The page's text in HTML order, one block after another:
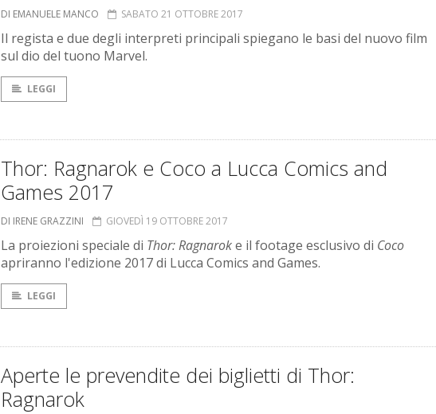
DI EMANUELE MANCO SABATO 21 OTTOBRE 2017
Il regista e due degli interpreti principali spiegano le basi del nuovo film
sul dio del tuono Marvel.
LEGGI
Thor: Ragnarok e Coco a Lucca Comics and
Games 2017
DI IRENE GRAZZINI GIOVEDÌ 19 OTTOBRE 2017
La proiezioni speciale di Thor: Ragnaroke il footage esclusivo di Coco
apriranno l'edizione 2017 di Lucca Comics and Games.
LEGGI
Aperte le prevendite dei biglietti di Thor:
Ragnarok